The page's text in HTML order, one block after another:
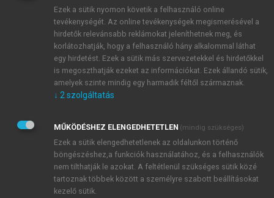
JELSZÓ ÚJRA
Kérek értesítést a MeRSZ újdonságairól, akcióiról.
Kérek értesítést az Akadémiai Kiadó Zrt. újdonságairól,
Adatkezelési tájékoztatóbanfoglaltakat tudomásul
veszem és elfogadom.
Általános vásárlási feltételeket, valamint a szotar.netés a
mersz.huoldalak licencszerződéseiben foglaltakat
tudomásul veszem és elfogadom.
Ezek a sütik nyomon követik a felhasználó online
tevékenységét. Az online tevékenységek megismerésével a
hirdetők relevánsabb reklámokat jeleníthetnek meg, és
korlátozhatják, hogy a felhasználó hány alkalommal láthat
egy hirdetést. Ezek a sütik más szervezetekkel és hirdetőkkel
is megoszthatják ezeket az információkat. Ezek állandó sütik,
amelyek szinte mindig egy harmadik féltől származnak.
↓ 2 szolgáltatás
MŰKÖDÉSHEZ ELENGEDHETETLEN (mindig szükséges)
Ezek a sütik elengedhetetlenek az oldalunkon történő
böngészéshez,a funkciók használatához, és a felhasználók
nem tilthatják le azokat. A feltétlenül szükséges sütik közé
tartoznak többek között a személyre szabott beállításokat
kezelő sütik.